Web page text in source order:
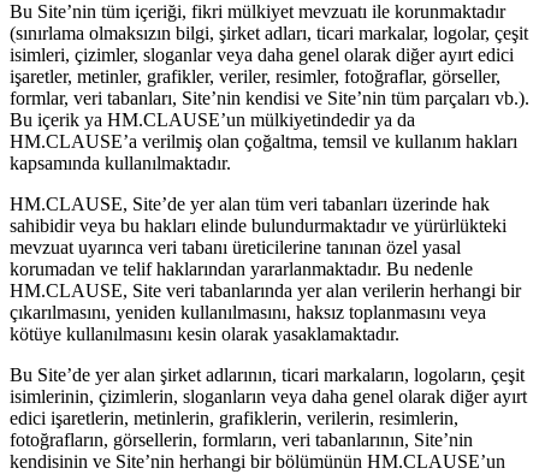
Bu Site’nin tüm içeriği, fikri mülkiyet mevzuatı ile korunmaktadır
(sınırlama olmaksızın bilgi, şirket adları, ticari markalar, logolar, çeşit
isimleri, çizimler, sloganlar veya daha genel olarak diğer ayırt edici
işaretler, metinler, grafikler, veriler, resimler, fotoğraflar, görseller,
formlar, veri tabanları, Site’nin kendisi ve Site’nin tüm parçaları vb.).
Bu içerik ya HM.CLAUSE’un mülkiyetindedir ya da
HM.CLAUSE’a verilmiş olan çoğaltma, temsil ve kullanım hakları
kapsamında kullanılmaktadır.
HM.CLAUSE, Site’de yer alan tüm veri tabanları üzerinde hak
sahibidir veya bu hakları elinde bulundurmaktadır ve yürürlükteki
mevzuat uyarınca veri tabanı üreticilerine tanınan özel yasal
korumadan ve telif haklarından yararlanmaktadır. Bu nedenle
HM.CLAUSE, Site veri tabanlarında yer alan verilerin herhangi bir
çıkarılmasını, yeniden kullanılmasını, haksız toplanmasını veya
kötüye kullanılmasını kesin olarak yasaklamaktadır.
Bu Site’de yer alan şirket adlarının, ticari markaların, logoların, çeşit
isimlerinin, çizimlerin, sloganların veya daha genel olarak diğer ayırt
edici işaretlerin, metinlerin, grafiklerin, verilerin, resimlerin,
fotoğrafların, görsellerin, formların, veri tabanlarının, Site’nin
kendisinin ve Site’nin herhangi bir bölümünün HM.CLAUSE’un